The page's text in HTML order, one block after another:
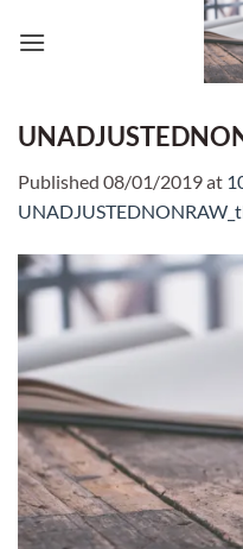
Published 08/01/2019at